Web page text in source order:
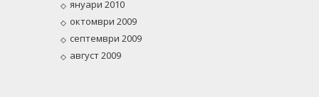
януари 2010
октомври 2009
септември 2009
август 2009